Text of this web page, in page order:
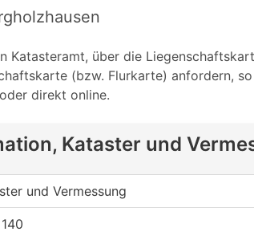
Katasteramt, über die
(bzw. Flurkarte) anfordern,
direkt online.
Kataster und
und Vermessung